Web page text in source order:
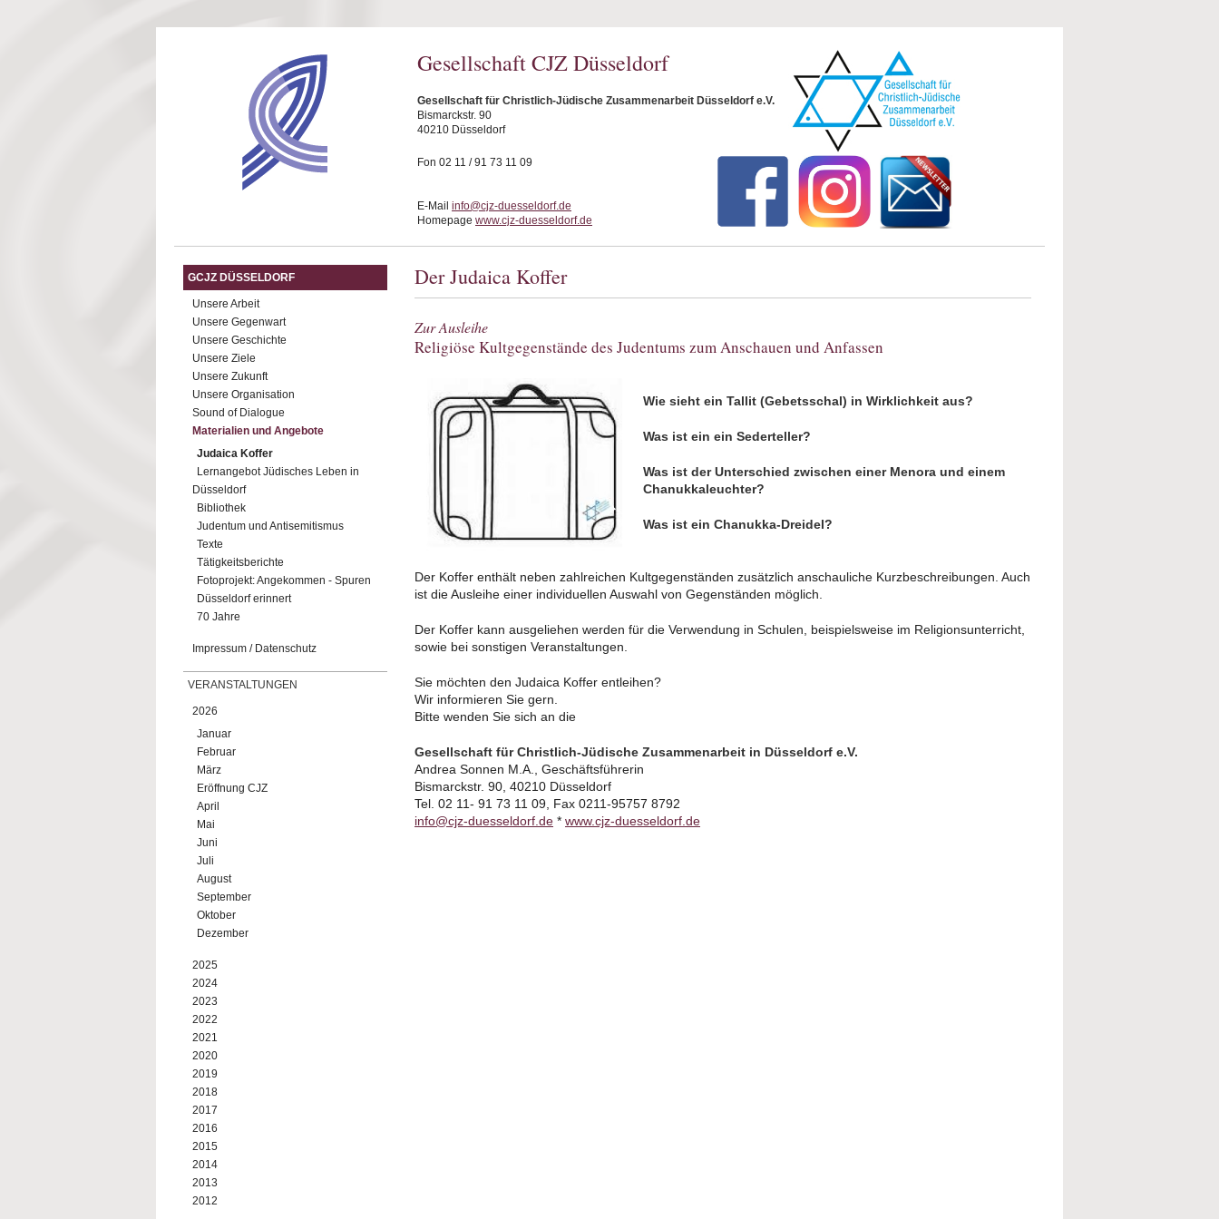
Gesellschaft CJZ Düsseldorf
Gesellschaft für Christlich-Jüdische Zusammenarbeit Düsseldorf e.V.
Bismarckstr. 90
40210 Düsseldorf
Fon 02 11 / 91 73 11 09
E-Mail info@cjz-duesseldorf.de
Homepage www.cjz-duesseldorf.de
GCJZ DÜSSELDORF
Unsere Arbeit
Unsere Gegenwart
Unsere Geschichte
Unsere Ziele
Unsere Zukunft
Unsere Organisation
Sound of Dialogue
Materialien und Angebote
Judaica Koffer
Lernangebot Jüdisches Leben in
Düsseldorf
Bibliothek
Judentum und Antisemitismus
Texte
Tätigkeitsberichte
Fotoprojekt: Angekommen - Spuren
Düsseldorf erinnert
70 Jahre
Impressum / Datenschutz
VERANSTALTUNGEN
2026
Januar
Februar
März
Eröffnung CJZ
April
Mai
Juni
Juli
August
September
Oktober
Dezember
2025
2024
2023
2022
2021
2020
2019
2018
2017
2016
2015
2014
2013
2012
Der Judaica Koffer
Zur Ausleihe
Religiöse Kultgegenstände des Judentums zum Anschauen und Anfassen
Wie sieht ein Tallit (Gebetsschal) in Wirklichkeit aus?
Was ist ein ein Sederteller?
Was ist der Unterschied zwischen einer Menora und einem
Chanukkaleuchter?
Was ist ein Chanukka-Dreidel?
Der Koffer enthält neben zahlreichen Kultgegenständen zusätzlich anschauliche Kurzbeschreibungen. Auch
ist die Ausleihe einer individuellen Auswahl von Gegenständen möglich.
Der Koffer kann ausgeliehen werden für die Verwendung in Schulen, beispielsweise im Religionsunterricht,
sowie bei sonstigen Veranstaltungen.
Sie möchten den Judaica Koffer entleihen?
Wir informieren Sie gern.
Bitte wenden Sie sich an die
Gesellschaft für Christlich-Jüdische Zusammenarbeit in Düsseldorf e.V.
Andrea Sonnen M.A., Geschäftsführerin
Bismarckstr. 90, 40210 Düsseldorf
Tel. 02 11- 91 73 11 09, Fax 0211-95757 8792
info@cjz-duesseldorf.de * www.cjz-duesseldorf.de